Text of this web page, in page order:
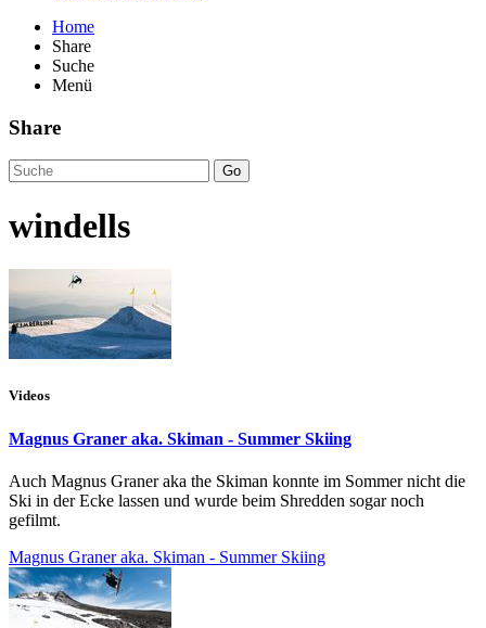
Home
Share
Suche
Menü
Share
Go
windells
Videos
Magnus Graner aka. Skiman - Summer Skiing
Auch Magnus Graner aka the Skiman konnte im Sommer nicht die
Ski in der Ecke lassen und wurde beim Shredden sogar noch
gefilmt.
Magnus Graner aka. Skiman - Summer Skiing